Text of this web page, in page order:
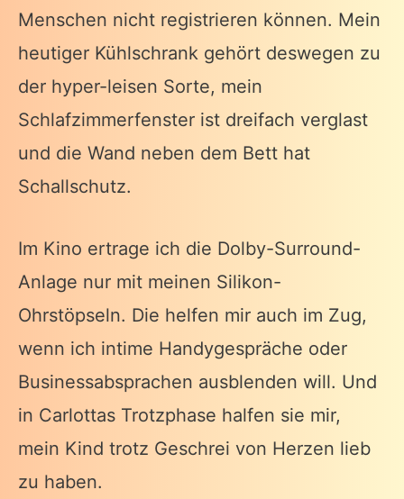
Menschen nicht registrieren können. Mein
heutiger Kühlschrank gehört deswegen zu
der hyper-leisen Sorte, mein
Schlafzimmerfenster ist dreifach verglast
und die Wand neben dem Bett hat
Schallschutz.
Im Kino ertrage ich die Dolby-Surround-
Anlage nur mit meinen Silikon-
Ohrstöpseln. Die helfen mir auch im Zug,
wenn ich intime Handygespräche oder
Businessabsprachen ausblenden will. Und
in Carlottas Trotzphase halfen sie mir,
mein Kind trotz Geschrei von Herzen lieb
zu haben.